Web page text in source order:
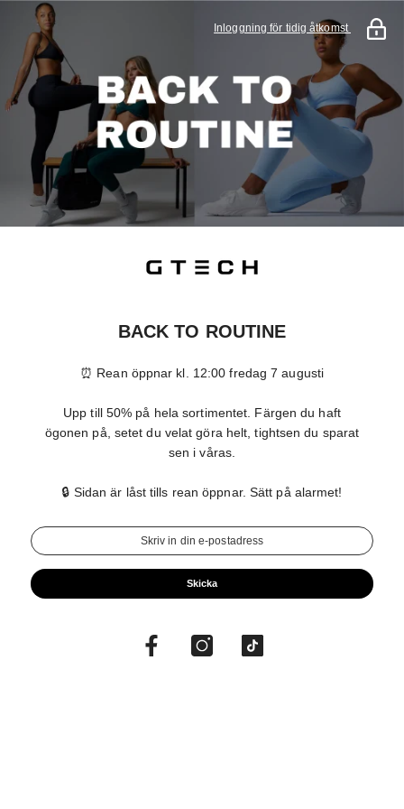
BACK TO ROUTINE
⏰ Rean öppnar kl. 12:00 fredag 7 augusti
Upp till 50% på hela sortimentet. Färgen du haft
ögonen på, setet du velat göra helt, tightsen du sparat
sen i våras.
🔒 Sidan är låst tills rean öppnar. Sätt på alarmet!
Skicka
Inloggning för tidig åtkomst